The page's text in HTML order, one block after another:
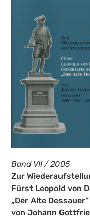
Band VII / 2005
Zur
Fürst Leopold von
„Der Alte Dessauer“
von Johann